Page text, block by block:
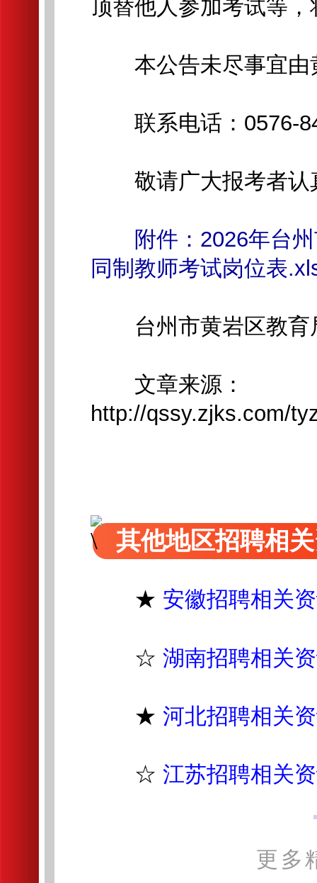
顶替他人参加考试等
本公告未尽事宜由
联系电话：0576-
敬请广大报考者认
附件：2026年台
同制教师考试岗位表
台州市黄岩区教育
文章来源：
http://qssy.zjks.com/
其他地区招聘相
★ 安徽招聘相关
☆ 湖南招聘相关
★ 河北招聘相关
☆ 江苏招聘相关
更多